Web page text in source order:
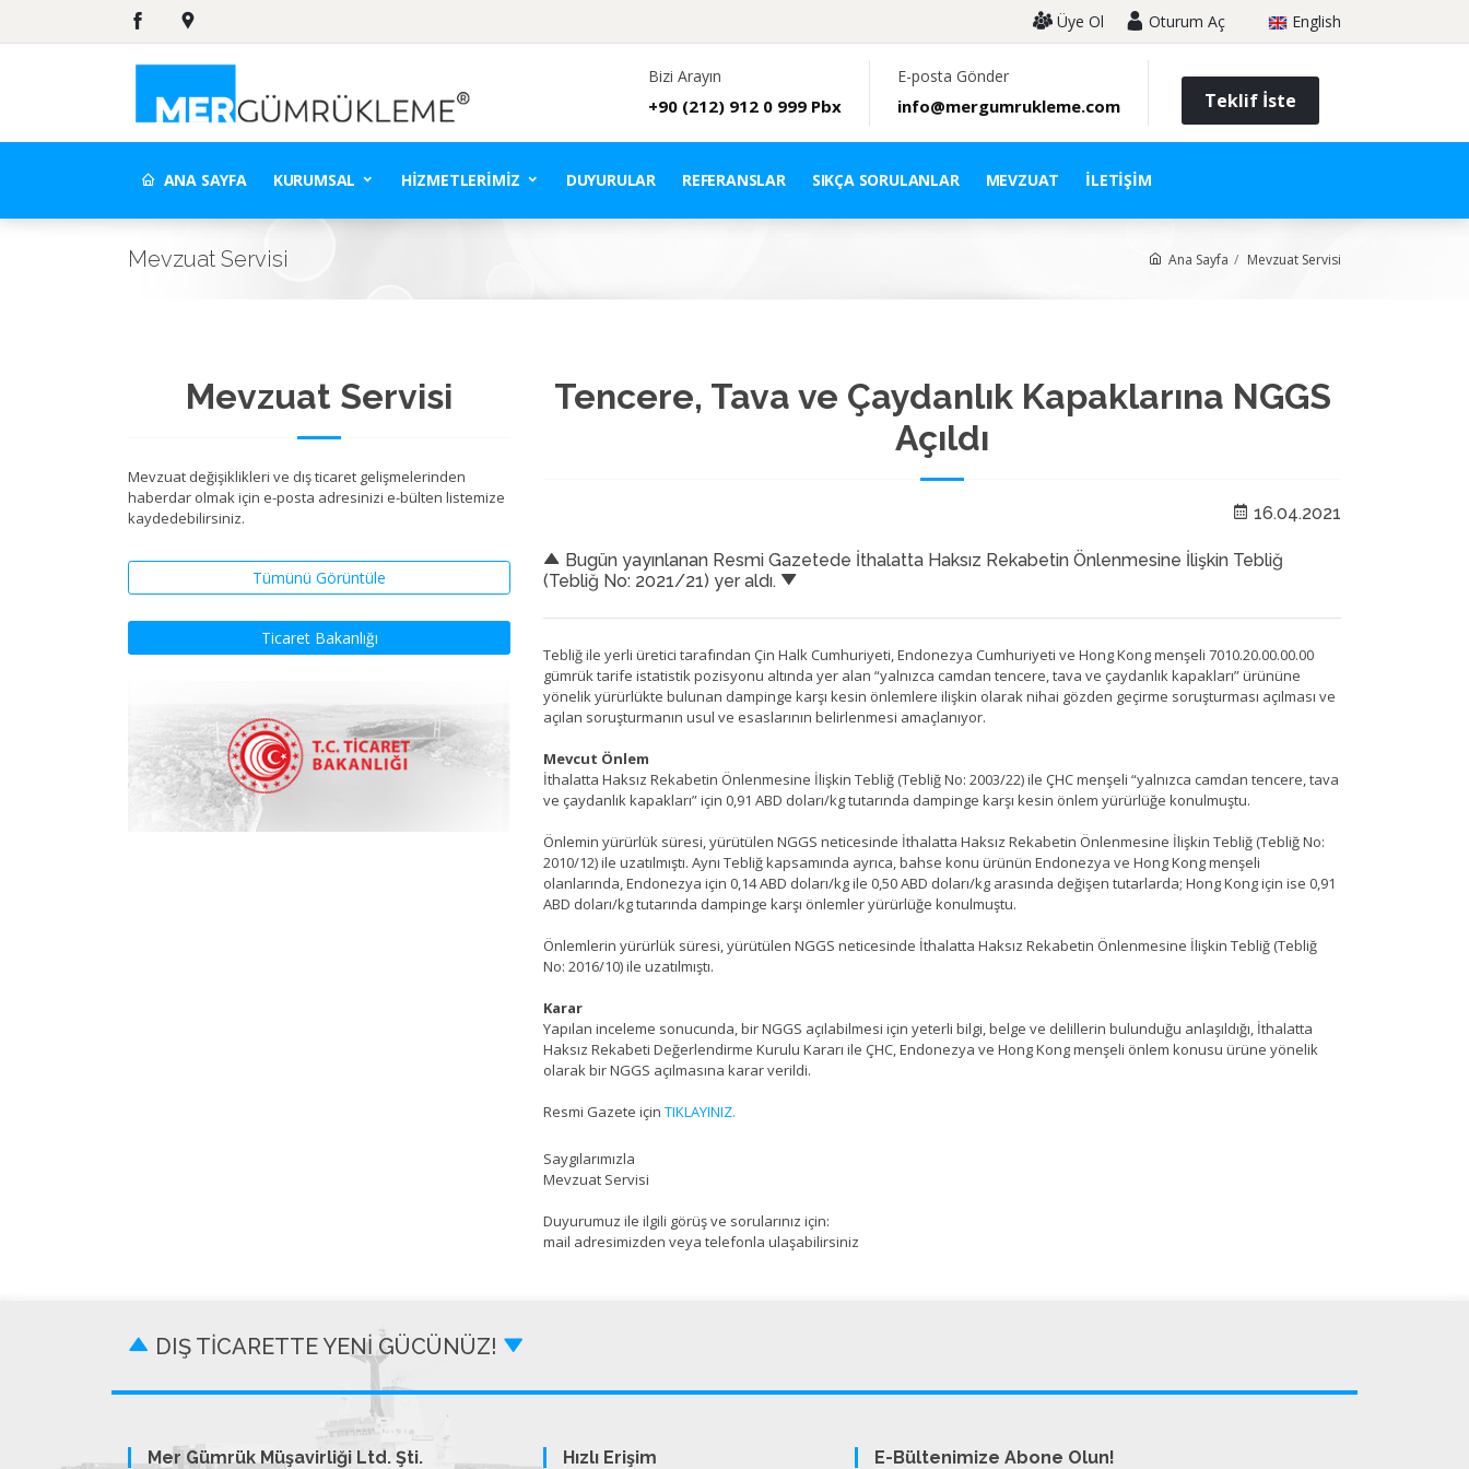
Üye Ol Oturum Aç English
Bizi Arayın
+90 (212) 912 0 999 Pbx
E-posta Gönder
info@mergumrukleme.com Teklif İste
ANA SAYFA KURUMSAL HIZMETLERIMIZ DUYURULAR REFERANSLAR SIKÇA SORULANLAR MEVZUAT İLETIŞIM
Mevzuat Servisi Ana Sayfa Mevzuat Servisi
Mevzuat Servisi
Mevzuat değişiklikleri ve dış ticaret gelişmelerinden
haberdar olmak için e-posta adresinizi e-bülten listemize
kaydedebilirsiniz.
Tümünü Görüntüle
Ticaret Bakanlığı
Tencere, Tava ve Çaydanlık Kapaklarına NGGS
Açıldı
16.04.2021
Bugün yayınlanan Resmi Gazetede İthalatta Haksız Rekabetin Önlenmesine İlişkin Tebliğ
(Tebliğ No: 2021/21) yer aldı.
Tebliğ ile yerli üretici tarafından Çin Halk Cumhuriyeti, Endonezya Cumhuriyeti ve Hong Kong menşeli 7010.20.00.00.00
gümrük tarife istatistik pozisyonu altında yer alan “yalnızca camdan tencere, tava ve çaydanlık kapakları” ürününe
yönelik yürürlükte bulunan dampinge karşı kesin önlemlere ilişkin olarak nihai gözden geçirme soruşturması açılması ve
açılan soruşturmanın usul ve esaslarının belirlenmesi amaçlanıyor.
Mevcut Önlem
İthalatta Haksız Rekabetin Önlenmesine İlişkin Tebliğ (Tebliğ No: 2003/22) ile ÇHC menşeli “yalnızca camdan tencere, tava
ve çaydanlık kapakları” için 0,91 ABD doları/kg tutarında dampinge karşı kesin önlem yürürlüğe konulmuştu.
Önlemin yürürlük süresi, yürütülen NGGS neticesinde İthalatta Haksız Rekabetin Önlenmesine İlişkin Tebliğ (Tebliğ No:
2010/12) ile uzatılmıştı. Aynı Tebliğ kapsamında ayrıca, bahse konu ürünün Endonezya ve Hong Kong menşeli
olanlarında, Endonezya için 0,14 ABD doları/kg ile 0,50 ABD doları/kg arasında değişen tutarlarda; Hong Kong için ise 0,91
ABD doları/kg tutarında dampinge karşı önlemler yürürlüğe konulmuştu.
Önlemlerin yürürlük süresi, yürütülen NGGS neticesinde İthalatta Haksız Rekabetin Önlenmesine İlişkin Tebliğ (Tebliğ
No: 2016/10) ile uzatılmıştı.
Karar
Yapılan inceleme sonucunda, bir NGGS açılabilmesi için yeterli bilgi, belge ve delillerin bulunduğu anlaşıldığı, İthalatta
Haksız Rekabeti Değerlendirme Kurulu Kararı ile ÇHC, Endonezya ve Hong Kong menşeli önlem konusu ürüne yönelik
olarak bir NGGS açılmasına karar verildi.
Resmi Gazete için TIKLAYINIZ.
Saygılarımızla
Mevzuat Servisi
Duyurumuz ile ilgili görüş ve sorularınız için:
mail adresimizden veya telefonla ulaşabilirsiniz
DIŞ TİCARETTE YENİ GÜCÜNÜZ!
Mer Gümrük Müşavirliği Ltd. Şti. Hızlı Erişim E-Bültenimize Abone Olun!